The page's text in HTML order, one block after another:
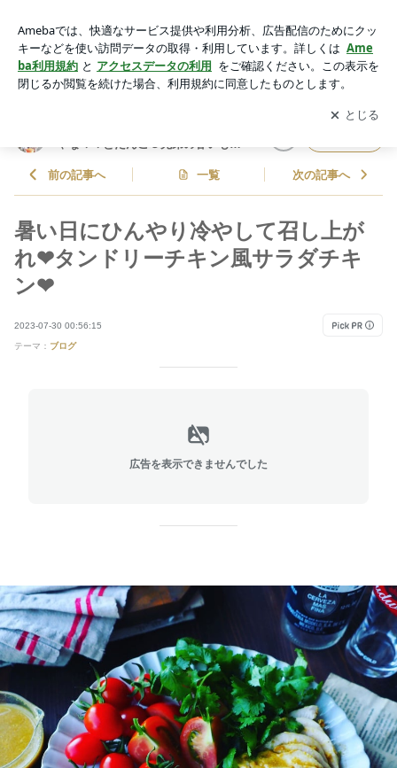
ラダチキン❤ | しゃなママオフィシャルブログ「しゃなママと
だんご３兄弟の甘いもの日記」Powered by Ameba
アプリをダウンロードして ブログの更新通知
を受け取りまし
ょう。
開く
ゃなママとだんご３兄弟の甘いもの
前の記事へ 一覧 次の記事へ
暑い日にひんやり冷やして召し上が
れ❤タンドリーチキン風サラダチキ
ン❤
2023-07-30 00:56:15
テーマ： ブログ
広告を表示できませんでした